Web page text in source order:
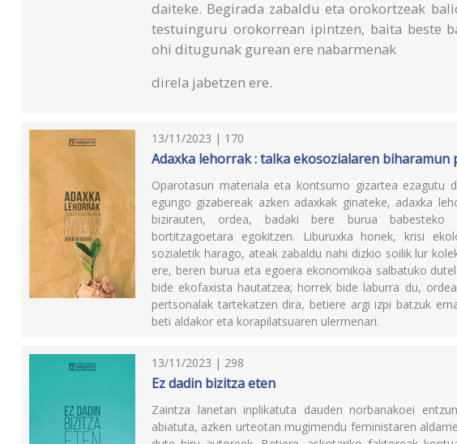
daiteke. Begirada zabaldu eta orokortzeak
testuinguru orokorrean ipintzen, baita beste
ohi ditugunak gurean ere nabarmenak
direla jabetzen ere.
13/11/2023 | 170
Adaxka lehorrak : talka ekosozialaren biharamun
Oparotasun materiala eta kontsumo gizartea ezagutu
egungo gizabereak azken adaxkak ginateke, adaxka
bizirauten, ordea, badaki bere burua babesteko
bortitzagoetara egokitzen. Liburuxka honek, krisi
sozialetik harago, ateak zabaldu nahi dizkio soilik lur
ere, beren burua eta egoera ekonomikoa salbatuko
bide ekofaxista hautatzea; horrek bide laburra du,
pertsonalak tartekatzen dira, betiere argi izpi batzuk
beti aldakor eta korapilatsuaren ulermenari.
13/11/2023 | 298
Ez dadin bizitza eten
Zaintza lanetan inplikatuta dauden norbanakoei
abiatuta, azken urteotan mugimendu feministaren